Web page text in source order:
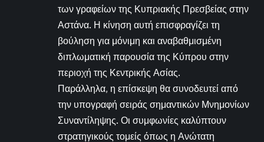
των γραφείων της Κυπριακής Πρεσβείας στην
Αστάνα. Η κίνηση αυτή επισφραγίζει τη
βούληση για μόνιμη και αναβαθμισμένη
διπλωματική παρουσία της Κύπρου στην
περιοχή της Κεντρικής Ασίας.
Παράλληλα, η επίσκεψη θα συνοδευτεί από
την υπογραφή σειράς σημαντικών Μνημονίων
Συναντίληψης. Οι συμφωνίες καλύπτουν
στρατηγικούς τομείς όπως η Ανώτατη